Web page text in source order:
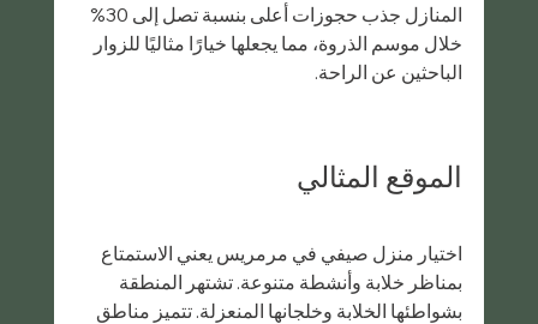
المنازل جذب حجوزات أعلى بنسبة تصل إلى 30%
خلال موسم الذروة، مما يجعلها خيارًا مثاليًا للزوار
الباحثين عن الراحة.
الموقع المثالي
اختيار منزل صيفي في مرمريس يعني الاستمتاع
بمناظر خلابة وأنشطة متنوعة. تشتهر المنطقة
بشواطئها الخلابة وخلجانها المنعزلة. تتميز مناطق